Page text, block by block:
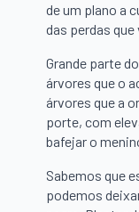
de um plano a
das perdas
Grande parte
árvores que o
árvores que a
porte, com
bafejar o
Sabemos que
podemos